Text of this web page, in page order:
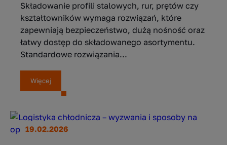
Składowanie profili stalowych, rur, prętów czy
kształtowników wymaga rozwiązań, które
zapewniają bezpieczeństwo, dużą nośność oraz
łatwy dostęp do składowanego asortymentu.
Standardowe rozwiązania...
Więcej
19.02.2026